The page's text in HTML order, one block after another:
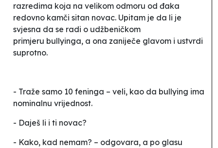
razredima koja na velikom odmoru od đaka
redovno kamči sitan novac. Upitam je da li je
svjesna da se radi o udžbeničkom
primjeru bullyinga, a ona zaniječe glavom i ustvrdi
suprotno.
- Traže samo 10 feninga – veli, kao da bullying ima
nominalnu vrijednost.
- Daješ li i ti novac?
- Kako, kad nemam? – odgovara, a po glasu